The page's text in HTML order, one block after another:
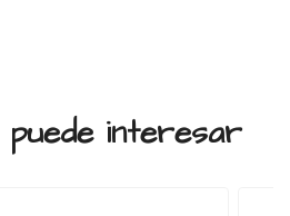
puede interesar